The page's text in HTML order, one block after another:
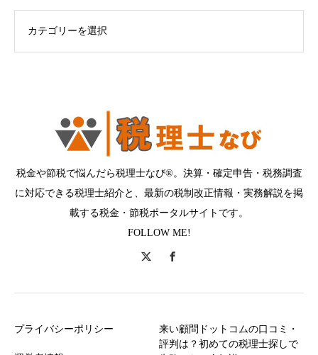
税金や節税で悩んだら税理士なび®。決算・確定申告・税務調査
に対応できる税理士紹介と、最新の税制改正情報・実務解説を掲
載する税金・節税ポータルサイトです。
FOLLOW ME!
プライバシーポリシー
来い顧問ドットコムの口コミ・
評判は？初めての税理士探しで